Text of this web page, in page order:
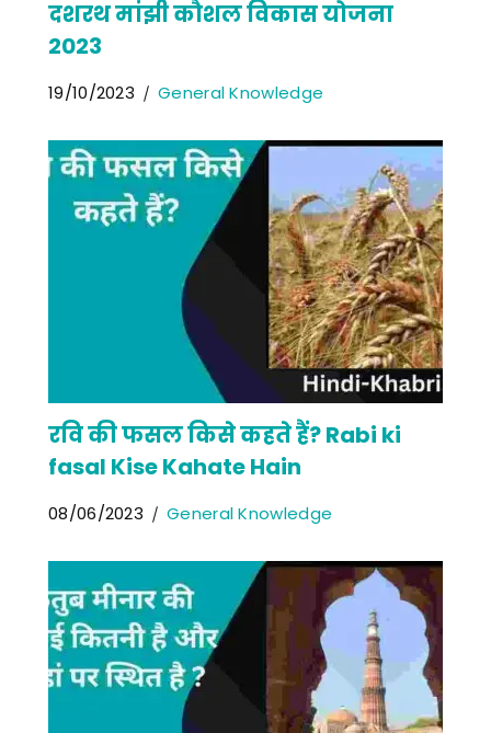
दशरथ मांझी कौशल विकास योजना
2023
19/10/2023 General Knowledge
रवि की फसल किसे कहते हैं? Rabi ki
fasal Kise Kahate Hain
08/06/2023 General Knowledge